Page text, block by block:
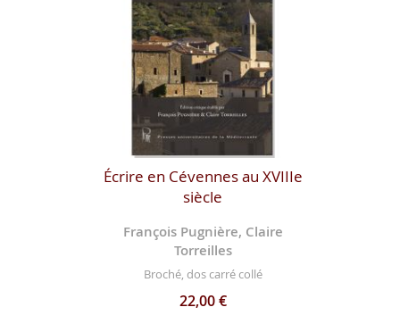
Écrire en Cévennes au XVIIIe
siècle
François Pugnière, Claire
Torreilles
Broché, dos carré collé
22,00 €